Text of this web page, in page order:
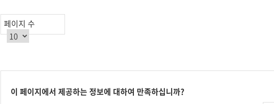
제
공
합
페이지 수
콘
이 페이지에서 제공하는 정보에 대하여 만족하십니까?